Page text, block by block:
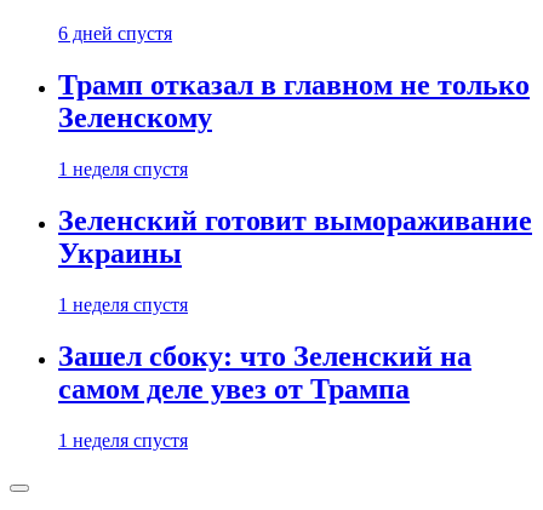
6 дней спустя
Трамп отказал в главном не только
Зеленскому
1 неделя спустя
Зеленский готовит вымораживание
Украины
1 неделя спустя
Зашел сбоку: что Зеленский на
самом деле увез от Трампа
1 неделя спустя